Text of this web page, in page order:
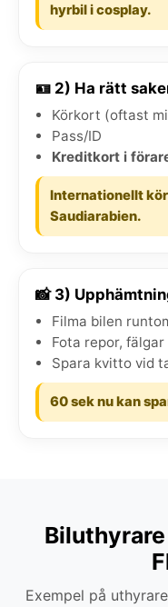
hyrbil i cosplay.
🪪 2) Ha rätt
Körkort (oftast
Pass/ID
Kreditkort i
Internationellt
Saudiarabien.
📸 3)
Filma bilen
Fota repor,
Spara kvitto vid
60 sek nu kan
Exempel på